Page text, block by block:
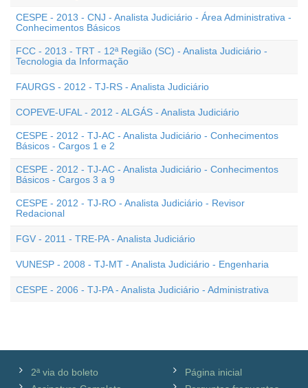
CESPE - 2013 - CNJ - Analista Judiciário - Área Administrativa -
Conhecimentos Básicos
FCC - 2013 - TRT - 12ª Região (SC) - Analista Judiciário -
Tecnologia da Informação
FAURGS - 2012 - TJ-RS - Analista Judiciário
COPEVE-UFAL - 2012 - ALGÁS - Analista Judiciário
CESPE - 2012 - TJ-AC - Analista Judiciário - Conhecimentos
Básicos - Cargos 1 e 2
CESPE - 2012 - TJ-AC - Analista Judiciário - Conhecimentos
Básicos - Cargos 3 a 9
CESPE - 2012 - TJ-RO - Analista Judiciário - Revisor
Redacional
FGV - 2011 - TRE-PA - Analista Judiciário
VUNESP - 2008 - TJ-MT - Analista Judiciário - Engenharia
CESPE - 2006 - TJ-PA - Analista Judiciário - Administrativa
2ª via do boleto
Página inicial